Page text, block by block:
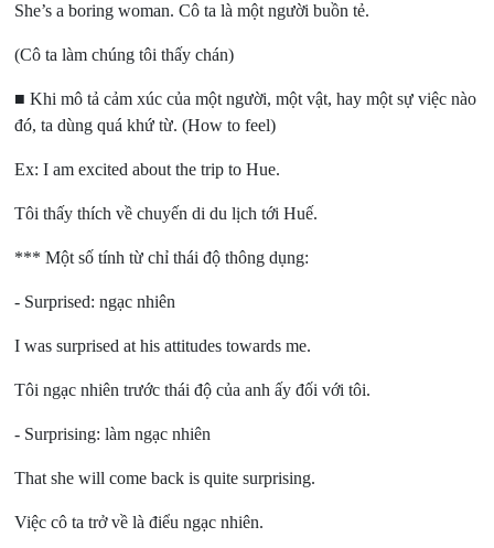
She’s a boring woman.Cô ta là một người buồn tẻ.
(Cô ta làm chúng tôi thấy chán)
■ Khi mô tả cảm xúc của một người, một vật, hay một sự việc nào
đó, ta dùng quá khứ từ. (How to feel)
Ex: I am excited about the trip to Hue.
Tôi thấy thích về chuyến di du lịch tới Huế.
*** Một số tính từ chỉ thái độ thông dụng:
- Surprised: ngạc nhiên
I was surprised at his attitudes towards me.
Tôi ngạc nhiên trước thái độ của anh ấy đối với tôi.
- Surprising:làm ngạc nhiên
That she will come back is quite surprising.
Việc cô ta trở về là điểu ngạc nhiên.